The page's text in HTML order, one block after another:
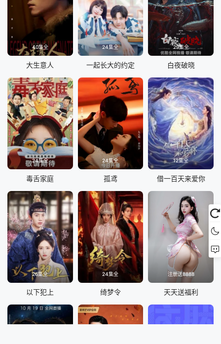
40集全
大生意人
24集全
一起长大的约定
29集全
白夜破晓
24集全
毒舌家庭
24集全
孤鸢
12集全
借一百天来爱你
26集全
以下犯上
24集全
绮梦令
注册送8888
天天送福利